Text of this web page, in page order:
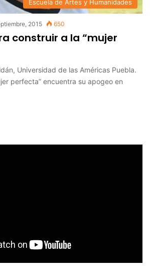
Escuela de Artes y Humanidades
2015 650
construir a la “mujer
Universidad de las Américas Puebla.
perfecta” encuentra su apogeo en